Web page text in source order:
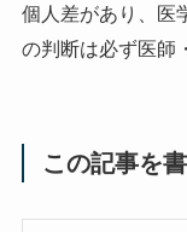
個人差があり、医
の判断は必ず医師
この記事を